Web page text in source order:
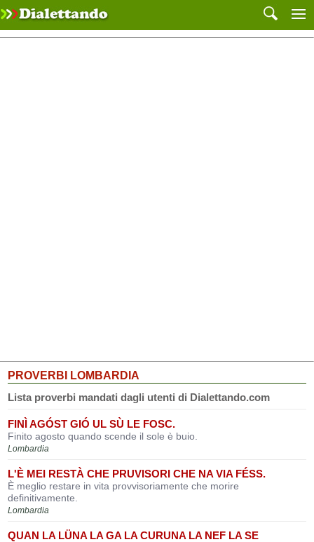
PROVERBI LOMBARDIA
Lista proverbi mandati dagli utenti di Dialettando.com
FINÌ AGÓST GIÓ UL SÙ LE FOSC.
Finito agosto quando scende il sole è buio.
Lombardia
L'È MEI RESTÀ CHE PRUVISORI CHE NA VIA FÉSS.
È meglio restare in vita provvisoriamente che morire
definitivamente.
Lombardia
QUAN LA LÜNA LA GA LA CURUNA LA NEF LA SE